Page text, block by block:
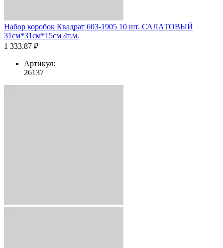
Набор коробок Квадрат 603-1905 10 шт. САЛАТОВЫЙ
31см*31см*15см 4т.м.
1 333.87 ₽
Артикул:
26137